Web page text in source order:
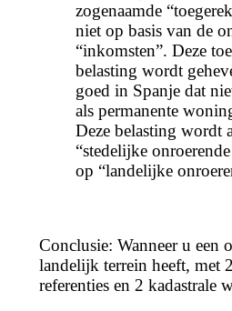
zogenaamde
niet op basis van de
“inkomsten”. Deze
belasting wordt
goed in Spanje dat
als permanente
Deze belasting wordt
“stedelijke
op “landelijke
Conclusie: Wanneer u een
landelijk terrein heeft, met
referenties en 2 kadastrale